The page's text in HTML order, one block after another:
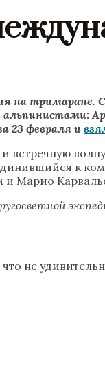
тримаране.
альпинистами:
23 февраля и
к
и Марио
не